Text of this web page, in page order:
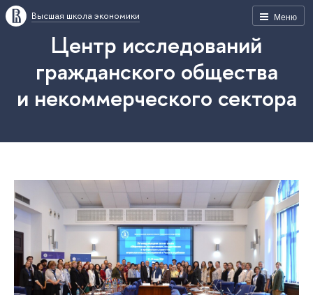
Меню
Высшая школа экономики
Центр исследований
гражданского общества
и некоммерческого сектора